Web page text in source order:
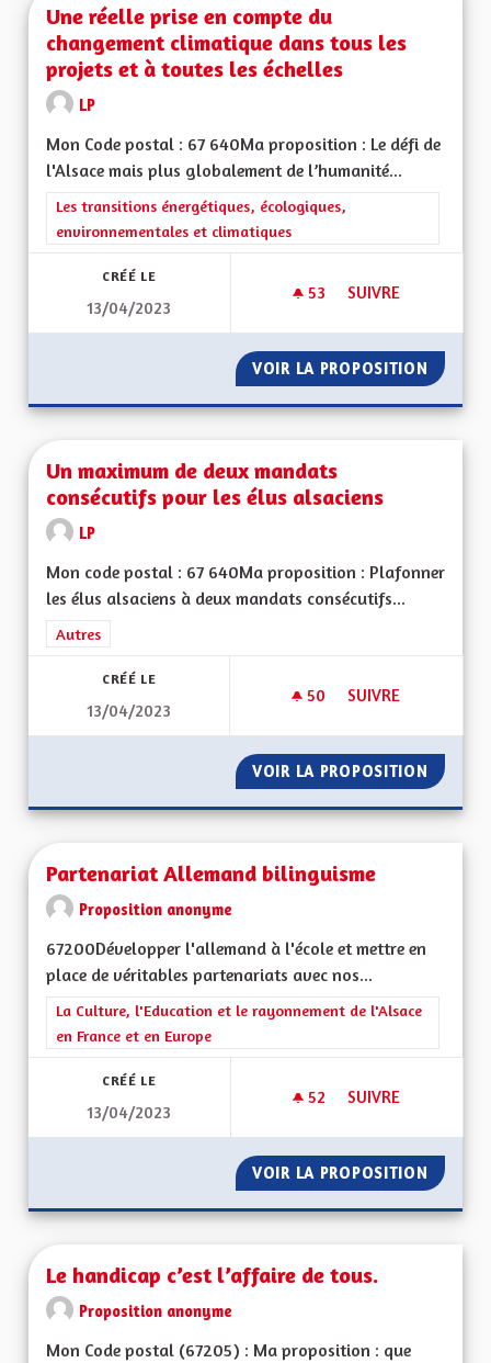
Une réelle prise en compte du
changement climatique dans tous les
projets et à toutes les échelles
LP
Mon Code postal : 67 640Ma proposition : Le défi de
l'Alsace mais plus globalement de l’humanité...
Filtrer les résultats de la catégorie : Les transitions
Les transitions énergétiques, écologiques,
environnementales et climatiques
CRÉÉ LE
13/04/2023
53 53 ABONNÉS
SUIVRE
VOIR LA PROPOSITION UNE
Un maximum de deux mandats
consécutifs pour les élus alsaciens
LP
Mon code postal : 67 640Ma proposition : Plafonner
les élus alsaciens à deux mandats consécutifs...
Filtrer les résultats de la catégorie : Autres
Autres
CRÉÉ LE
13/04/2023
50 50 ABONNÉS
SUIVRE
VOIR LA PROPOSITION UN
Partenariat Allemand bilinguisme
Proposition anonyme
67200Développer l'allemand à l'école et mettre en
place de véritables partenariats avec nos...
Filtrer les résultats de la catégorie : La Culture, l'Education et
La Culture, l'Education et le rayonnement de l'Alsace
en France et en Europe
CRÉÉ LE
13/04/2023
52 52 ABONNÉS
SUIVRE
VOIR LA PROPOSITION
Le handicap c’est l’affaire de tous.
Proposition anonyme
Mon Code postal (67205) : Ma proposition : que